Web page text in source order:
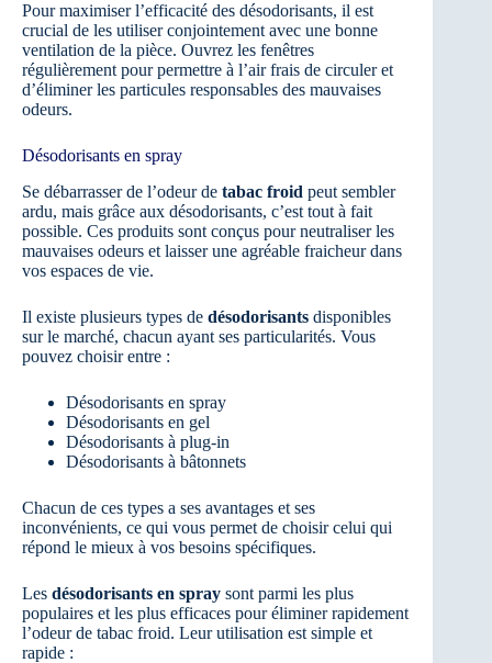
Pour maximiser l’efficacité des désodorisants, il est
crucial de les utiliser conjointement avec une bonne
ventilation de la pièce. Ouvrez les fenêtres
régulièrement pour permettre à l’air frais de circuler et
d’éliminer les particules responsables des mauvaises
odeurs.
Désodorisants en spray
Se débarrasser de l’odeur de tabac froid peut sembler
ardu, mais grâce aux désodorisants, c’est tout à fait
possible. Ces produits sont conçus pour neutraliser les
mauvaises odeurs et laisser une agréable fraicheur dans
vos espaces de vie.
Il existe plusieurs types de désodorisants disponibles
sur le marché, chacun ayant ses particularités. Vous
pouvez choisir entre :
Désodorisants en spray
Désodorisants en gel
Désodorisants à plug-in
Désodorisants à bâtonnets
Chacun de ces types a ses avantages et ses
inconvénients, ce qui vous permet de choisir celui qui
répond le mieux à vos besoins spécifiques.
Les désodorisants en spray sont parmi les plus
populaires et les plus efficaces pour éliminer rapidement
l’odeur de tabac froid. Leur utilisation est simple et
rapide :